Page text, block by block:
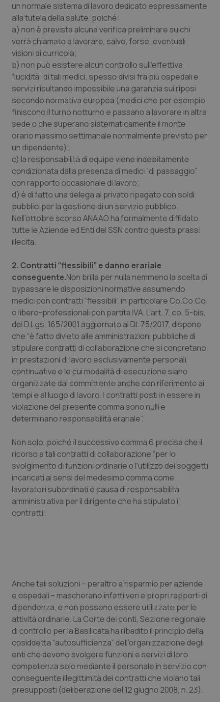
Umbria
Valle D’Aosta
Veneto
Oftalmologia
Oncodermatologia
Oncoematologia
Oncologia & Nutrizione
Psoriasi & pelle
Quotidiano Cardiologia
Quotidiano Chirurgia
Quotidiano Oncologia
Quotidiano Pediatria
Rene & patologie urogenitali
Salute orale & impianti
Sangue & coagulazione
Tiroide
Tumore al seno
Tumore ovarico
Tumori del Polmone & Testa Collo
Tumori gastrointestinali
Ulcera & Reflusso
Vaccini
un normale sistema di lavoro dedicato espressamente
alla tutela della salute, poiché:
a) non è prevista alcuna verifica preliminare su chi
verrà chiamato a lavorare, salvo, forse, eventuali
visioni di curricola;
b) non può esistere alcun controllo sull’effettiva
“lucidità” di tali medici, spesso divisi fra più ospedali e
servizi risultando impossibile una garanzia sui riposi
secondo normativa europea (medici che per esempio
finiscono il turno notturno e passano a lavorare in altra
sede o che superano sistematicamente il monte
orario massimo settimanale normalmente previsto per
un dipendente);
c) la responsabilità di equipe viene indebitamente
condizionata dalla presenza di medici “di passaggio”
con rapporto occasionale di lavoro;
d) è di fatto una delega al privato ripagato con soldi
pubblici per la gestione di un servizio pubblico.
Nell’ottobre scorso ANAAO ha formalmente diffidato
tutte le Aziende ed Enti del SSN contro questa prassi
illecita.
2. Contratti “flessibili” e danno erariale
conseguente.Non brilla per nulla nemmeno la scelta di
bypassare le disposizioni normative assumendo
medici con contratti “flessibili”, in particolare Co.Co.Co.
o libero-professionali con partita IVA. L’art. 7, co. 5-bis,
del D.Lgs. 165/2001 aggiornato al DL 75/2017, dispone
che “è fatto divieto alle amministrazioni pubbliche di
stipulare contratti di collaborazione che si concretano
in prestazioni di lavoro esclusivamente personali,
continuative e le cui modalità di esecuzione siano
organizzate dal committente anche con riferimento ai
tempi e al luogo di lavoro. I contratti posti in essere in
violazione del presente comma sono nulli e
determinano responsabilità erariale”.
Non solo, poiché il successivo comma 6 precisa che il
ricorso a tali contratti di collaborazione “per lo
svolgimento di funzioni ordinarie o l'utilizzo dei soggetti
incaricati ai sensi del medesimo comma come
lavoratori subordinati è causa di responsabilità
amministrativa per il dirigente che ha stipulato i
contratti”.
Anche tali soluzioni – peraltro a risparmio per aziende
e ospedali – mascherano infatti veri e propri rapporti di
dipendenza, e non possono essere utilizzate per le
attività ordinarie. La Corte dei conti, Sezione regionale
di controllo per la Basilicata ha ribadito il principio della
cosiddetta “autosufficienza” dell’organizzazione degli
enti che devono svolgere funzioni e servizi di loro
competenza solo mediante il personale in servizio con
conseguente illegittimità dei contratti che violano tali
presupposti (deliberazione del 12 giugno 2008, n. 23).